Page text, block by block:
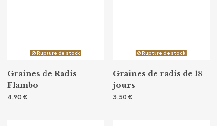
Rupture de stock
Graines de Radis
Flambo
4,90 €
Rupture de stock
Graines de radis de 18
jours
3,50 €